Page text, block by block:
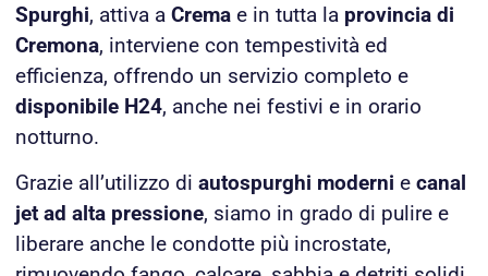
Spurghi, attiva a Crema e in tutta la provincia di
Cremona, interviene con tempestività ed
efficienza, offrendo un servizio completo e
disponibile H24, anche nei festivi e in orario
notturno.
Grazie all’utilizzo di autospurghi moderni e canal
jet ad alta pressione, siamo in grado di pulire e
liberare anche le condotte più incrostate,